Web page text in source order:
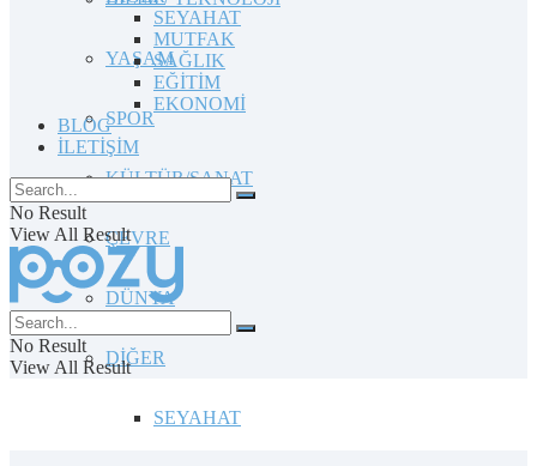
YAŞAM
SPOR
KÜLTÜR/SANAT
ÇEVRE
DÜNYA
DİĞER
SEYAHAT
SEYAHAT
MUTFAK
SAĞLIK
EĞİTİM
EKONOMİ
BLOG
İLETİŞİM
No Result
View All Result
No Result
View All Result